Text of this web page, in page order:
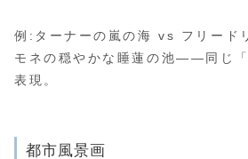
例:ターナーの嵐の海 vs フリード
モネの穏やかな睡蓮の池——同じ「
表現。
都市風景画